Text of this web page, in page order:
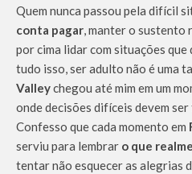
Quem nunca passou pela difícil
conta pagar, manter o sustento
por cima lidar com situações que
tudo isso, ser adulto não é uma
Valleychegou até mim em um
onde decisões difíceis devem ser
Confesso que cada momento em
serviu para lembrar o que
tentar não esquecer as alegrias